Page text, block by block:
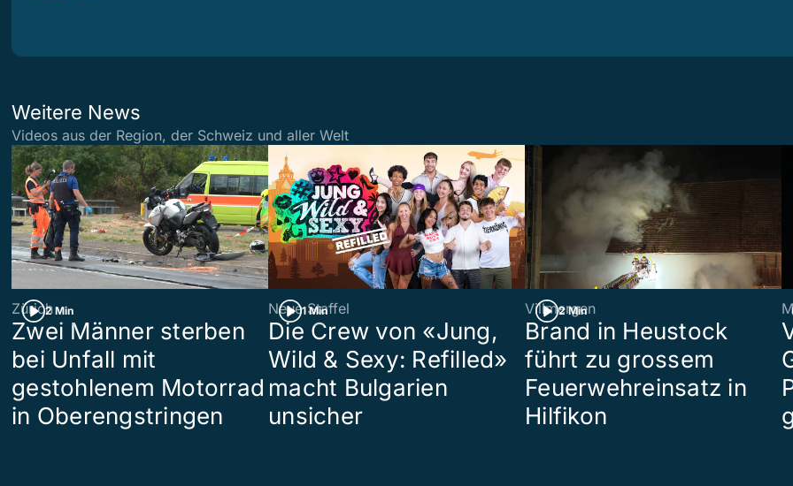
Weitere News
Videos aus der Region, der Schweiz und aller Welt
2 Min
Zürich
Zwei Männer sterben
bei Unfall mit
gestohlenem Motorrad
in Oberengstringen
1 Min
Neue Staffel
Die Crew von «Jung,
Wild & Sexy: Refilled»
macht Bulgarien
unsicher
2 Min
Villmergen
Brand in Heustock
führt zu grossem
Feuerwehreinsatz in
Hilfikon